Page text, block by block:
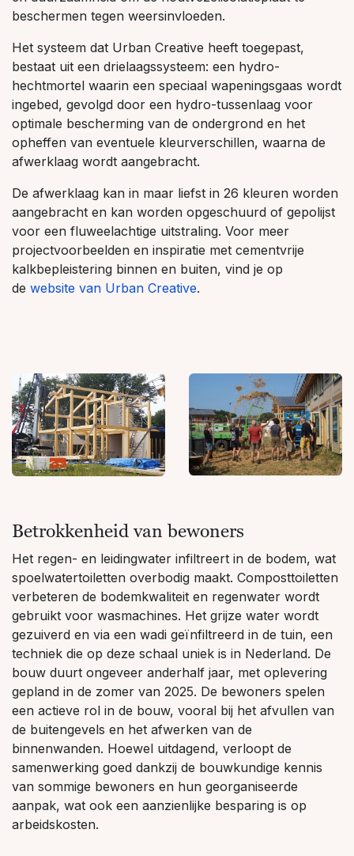
beschermen tegen weersinvloeden.
Het systeem dat Urban Creative heeft toegepast,
bestaat uit een drielaagssysteem: een hydro-
hechtmortel waarin een speciaal wapeningsgaas wordt
ingebed, gevolgd door een hydro-tussenlaag voor
optimale bescherming van de ondergrond en het
opheffen van eventuele kleurverschillen, waarna de
afwerklaag wordt aangebracht.
De afwerklaag kan in maar liefst in 26 kleuren worden
aangebracht en kan worden opgeschuurd of gepolijst
voor een fluweelachtige uitstraling. Voor meer
projectvoorbeelden en inspiratie met cementvrije
kalkbepleistering binnen en buiten, vind je op
de website van Urban Creative.
Betrokkenheid van bewoners
Het regen- en leidingwater infiltreert in de bodem, wat
spoelwatertoiletten overbodig maakt. Composttoiletten
verbeteren de bodemkwaliteit en regenwater wordt
gebruikt voor wasmachines. Het grijze water wordt
gezuiverd en via een wadi geïnfiltreerd in de tuin, een
techniek die op deze schaal uniek is in Nederland. De
bouw duurt ongeveer anderhalf jaar, met oplevering
gepland in de zomer van 2025. De bewoners spelen
een actieve rol in de bouw, vooral bij het afvullen van
de buitengevels en het afwerken van de
binnenwanden. Hoewel uitdagend, verloopt de
samenwerking goed dankzij de bouwkundige kennis
van sommige bewoners en hun georganiseerde
aanpak, wat ook een aanzienlijke besparing is op
arbeidskosten.